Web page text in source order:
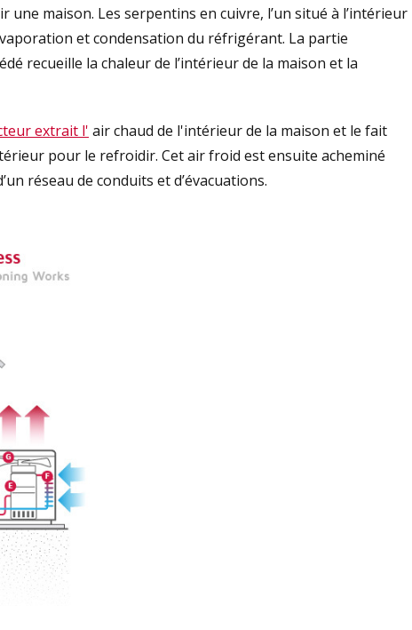
maison. Les serpentins en cuivre, l’un situé à l’intérieur
et condensation du réfrigérant. La partie
recueille la chaleur de l’intérieur de la maison et la
extrait l' air chaud de l'intérieur de la maison et le fait
pour le refroidir. Cet air froid est ensuite acheminé
réseau de conduits et d’évacuations.